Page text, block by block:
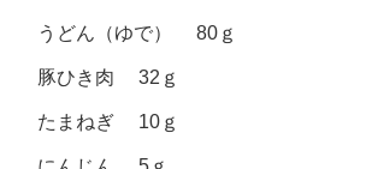
うどん（ゆで） 80ｇ
豚ひき肉 32ｇ
たまねぎ 10ｇ